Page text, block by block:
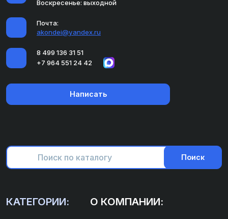
Воскресенье: выходной
Почта:
akondei@yandex.ru
8 499 136 31 51
+7 964 551 24 42
Написать
Поиск
КАТЕГОРИИ: О КОМПАНИИ: